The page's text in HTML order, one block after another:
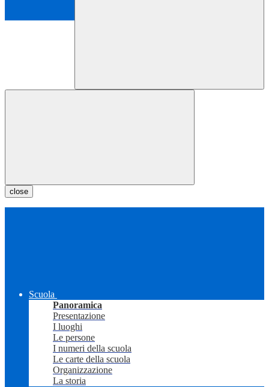
close
Scuola
Panoramica
Presentazione
I luoghi
Le persone
I numeri della scuola
Le carte della scuola
Organizzazione
La storia